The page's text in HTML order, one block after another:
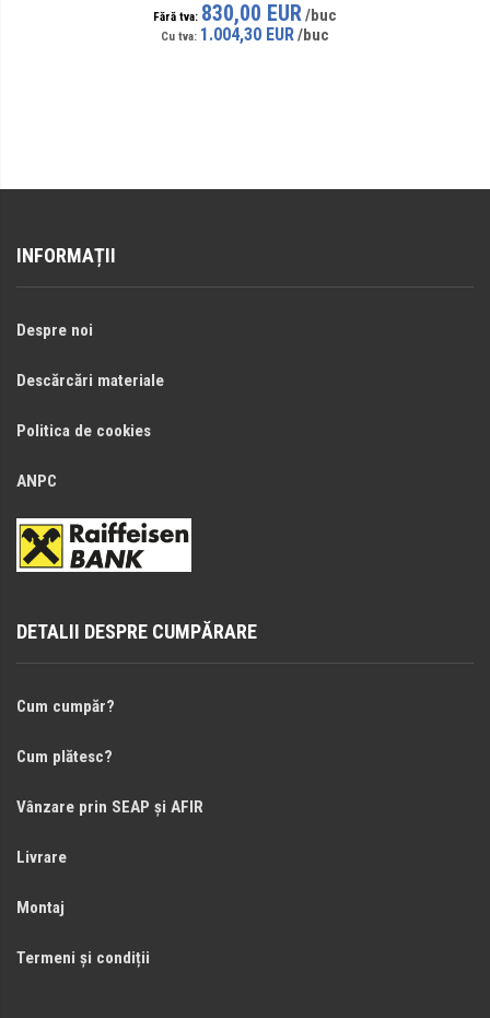
1.004,30 EUR
830,00 EUR
INFORMAȚII
Despre noi
Descărcări materiale
Politica de cookies
ANPC
DETALII DESPRE CUMPĂRARE
Cum cumpăr?
Cum plătesc?
Vânzare prin SEAP și AFIR
Livrare
Montaj
Termeni și condiții